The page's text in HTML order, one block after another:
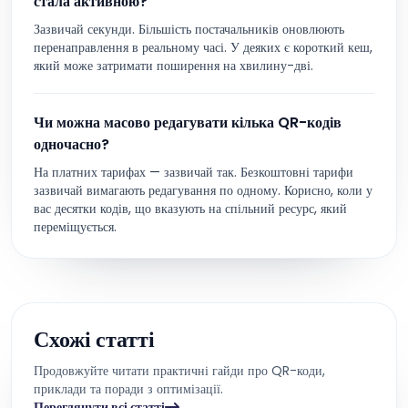
Зазвичай секунди. Більшість постачальників оновлюють
перенаправлення в реальному часі. У деяких є короткий кеш,
який може затримати поширення на хвилину-дві.
Чи можна масово редагувати кілька QR-кодів
одночасно?
На платних тарифах — зазвичай так. Безкоштовні тарифи
зазвичай вимагають редагування по одному. Корисно, коли у
вас десятки кодів, що вказують на спільний ресурс, який
переміщується.
Схожі статті
Продовжуйте читати практичні гайди про QR-коди,
приклади та поради з оптимізації.